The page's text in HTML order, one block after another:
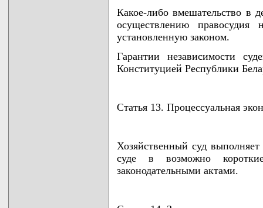
Какое-либо вмешательство в
осуществлению правосудия
установленную законом.
Гарантии независимости
Конституцией Республики
Статья 13. Процессуальная
Хозяйственный суд выполняет
суде в возможно
законодательными актами.